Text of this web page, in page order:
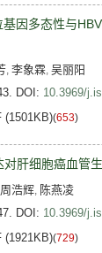
因多态性与
, 李象霖, 吴丽阳
DOI: 10.3969/
(1501KB)(653)
对肝细胞癌血管
周浩辉, 陈燕凌
DOI: 10.3969/
(1921KB)(729)